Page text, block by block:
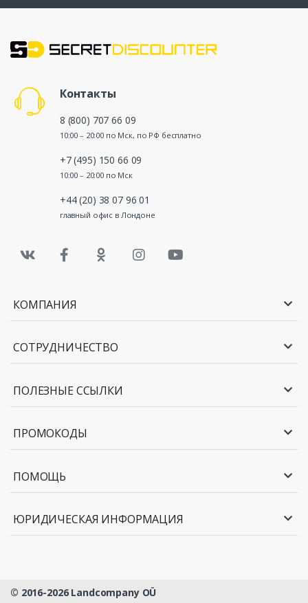
Контакты
8 (800) 707 66 09
10:00 – 20:00 по Мск, по РФ бесплатно
+7 (495) 150 66 09
10:00 – 20:00 по Мск
+44 (20) 38 07 96 01
главный офис в Лондоне
КОМПАНИЯ
СОТРУДНИЧЕСТВО
ПОЛЕЗНЫЕ ССЫЛКИ
ПРОМОКОДЫ
ПОМОЩЬ
ЮРИДИЧЕСКАЯ ИНФОРМАЦИЯ
© 2016-2026 Landcompany OÜ